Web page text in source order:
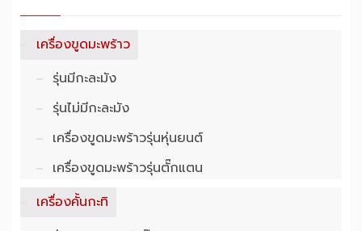
เครื่องขูดมะพร้าว
รุ่นมีกะละมัง
รุ่นไม่มีกะละมัง
เครื่องขูดมะพร้าวรุ่นหุ่นยนต์
เครื่องขูดมะพร้าวรุ่นตั๊กแตน
เครื่องคั้นกะทิ